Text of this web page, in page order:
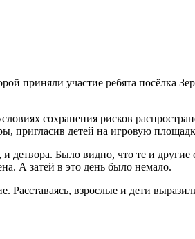
приняли участие ребята посёлка
сохранения рисков
детей на игровую
детвора. Было видно, что те и
А затей в это день было немало.
взрослые и дети